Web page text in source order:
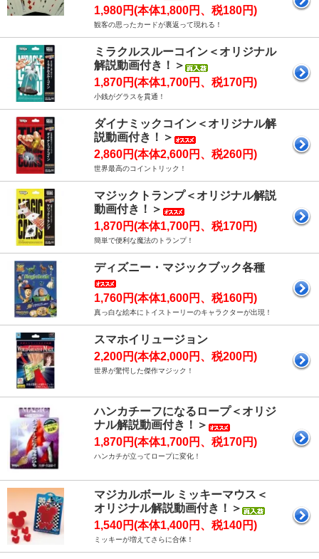
1,980円(本体1,800円、税180円)
観客の思ったカードが裏返って現れる！
ミラクルスルーコイン＜オリジナル
解説動画付き！＞
1,870円(本体1,700円、税170円)
小銭がグラスを貫通！
ダイナミックコイン＜オリジナル解
説動画付き！＞
2,860円(本体2,600円、税260円)
世界最高のコイントリック！
マジックトランプ＜オリジナル解説
動画付き！＞
1,870円(本体1,700円、税170円)
簡単で便利な魔法のトランプ！
ディズニー・マジックブック各種
1,760円(本体1,600円、税160円)
真っ白な絵本にトイストーリーのキャラクターが出現！
スマホイリュージョン
2,200円(本体2,000円、税200円)
世界が驚愕した傑作マジック！
ハンカチーフになるロープ＜オリジ
ナル解説動画付き！＞
1,870円(本体1,700円、税170円)
ハンカチが立ってロープに変化！
マジカルボール ミッキーマウス＜
オリジナル解説動画付き！＞
1,540円(本体1,400円、税140円)
ミッキーが増えてさらに合体！